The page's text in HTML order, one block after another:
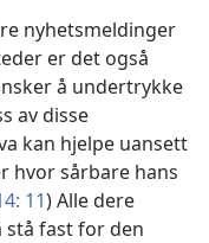
nyhetsmeldinger
er det også
å undertrykke
av disse
kan hjelpe uansett
hvor sårbare hans
11) Alle dere
fast for den